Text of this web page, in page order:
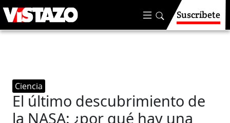
Suscríbete
Ciencia
El último descubrimiento de
la NASA: ¿por qué hay una